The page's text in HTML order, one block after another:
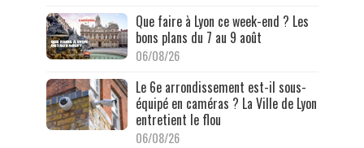
Que faire à Lyon ce week-end ? Les
bons plans du 7 au 9 août
06/08/26
Le 6e arrondissement est-il sous-
équipé en caméras ? La Ville de Lyon
entretient le flou
06/08/26